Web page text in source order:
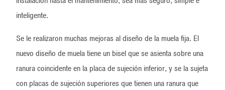
inteligente.
Se le realizaron muchas mejoras al diseño de la muela fija. El
nuevo diseño de muela tiene un bisel que se asienta sobre una
ranura coincidente en la placa de sujeción inferior, y se la sujeta
con placas de sujeción superiores que tienen una ranura que